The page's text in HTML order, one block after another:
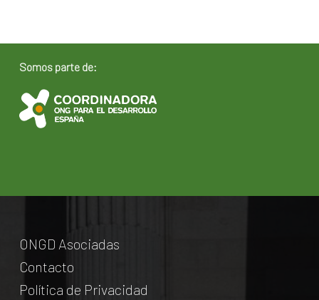
Somos parte de:
ONGD Asociadas
Contacto
Política de Privacidad